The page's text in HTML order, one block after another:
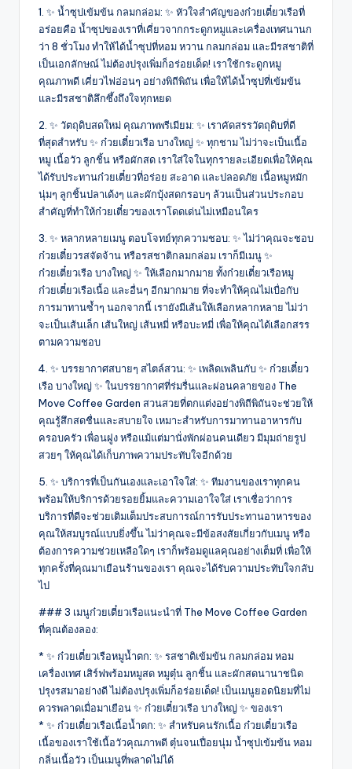
1. ✨ น้ำซุปเข้มข้น กลมกล่อม: ✨ หัวใจสำคัญของก๋วยเตี๋ยวเรือที่
อร่อยคือ น้ำซุปของเราที่เคี่ยวจากกระดูกหมูและเครื่องเทศนานก
ว่า 8 ชั่วโมง ทำให้ได้น้ำซุปที่หอม หวาน กลมกล่อม และมีรสชาติที่
เป็นเอกลักษณ์ ไม่ต้องปรุงเพิ่มก็อร่อยเด็ด! เราใช้กระดูกหมู
คุณภาพดี เคี่ยวไฟอ่อนๆ อย่างพิถีพิถัน เพื่อให้ได้น้ำซุปที่เข้มข้น
และมีรสชาติลึกซึ้งถึงใจทุกหยด
2. ✨ วัตถุดิบสดใหม่ คุณภาพพรีเมียม: ✨ เราคัดสรรวัตถุดิบที่ดี
ที่สุดสำหรับ ✨ ก๋วยเตี๋ยวเรือ บางใหญ่ ✨ ทุกชาม ไม่ว่าจะเป็นเนื้อ
หมู เนื้อวัว ลูกชิ้น หรือผักสด เราใส่ใจในทุกรายละเอียดเพื่อให้คุณ
ได้รับประทานก๋วยเตี๋ยวที่อร่อย สะอาด และปลอดภัย เนื้อหมูหมัก
นุ่มๆ ลูกชิ้นปลาเด้งๆ และผักบุ้งสดกรอบๆ ล้วนเป็นส่วนประกอบ
สำคัญที่ทำให้ก๋วยเตี๋ยวของเราโดดเด่นไม่เหมือนใคร
3. ✨ หลากหลายเมนู ตอบโจทย์ทุกความชอบ: ✨ ไม่ว่าคุณจะชอบ
ก๋วยเตี๋ยวรสจัดจ้าน หรือรสชาติกลมกล่อม เราก็มีเมนู ✨
ก๋วยเตี๋ยวเรือ บางใหญ่ ✨ ให้เลือกมากมาย ทั้งก๋วยเตี๋ยวเรือหมู
ก๋วยเตี๋ยวเรือเนื้อ และอื่นๆ อีกมากมาย ที่จะทำให้คุณไม่เบื่อกับ
การมาทานซ้ำๆ นอกจากนี้ เรายังมีเส้นให้เลือกหลากหลาย ไม่ว่า
จะเป็นเส้นเล็ก เส้นใหญ่ เส้นหมี่ หรือบะหมี่ เพื่อให้คุณได้เลือกสรร
ตามความชอบ
4. ✨ บรรยากาศสบายๆ สไตล์สวน: ✨ เพลิดเพลินกับ ✨ ก๋วยเตี๋ยว
เรือ บางใหญ่ ✨ ในบรรยากาศที่ร่มรื่นและผ่อนคลายของ The
Move Coffee Garden สวนสวยที่ตกแต่งอย่างพิถีพิถันจะช่วยให้
คุณรู้สึกสดชื่นและสบายใจ เหมาะสำหรับการมาทานอาหารกับ
ครอบครัว เพื่อนฝูง หรือแม้แต่มานั่งพักผ่อนคนเดียว มีมุมถ่ายรูป
สวยๆ ให้คุณได้เก็บภาพความประทับใจอีกด้วย
5. ✨ บริการที่เป็นกันเองและเอาใจใส่: ✨ ทีมงานของเราทุกคน
พร้อมให้บริการด้วยรอยยิ้มและความเอาใจใส่ เราเชื่อว่าการ
บริการที่ดีจะช่วยเติมเต็มประสบการณ์การรับประทานอาหารของ
คุณให้สมบูรณ์แบบยิ่งขึ้น ไม่ว่าคุณจะมีข้อสงสัยเกี่ยวกับเมนู หรือ
ต้องการความช่วยเหลือใดๆ เราก็พร้อมดูแลคุณอย่างเต็มที่ เพื่อให้
ทุกครั้งที่คุณมาเยือนร้านของเรา คุณจะได้รับความประทับใจกลับ
ไป
### 3 เมนูก๋วยเตี๋ยวเรือแนะนำที่ The Move Coffee Garden
ที่คุณต้องลอง:
* ✨ ก๋วยเตี๋ยวเรือหมูน้ำตก: ✨ รสชาติเข้มข้น กลมกล่อม หอม
เครื่องเทศ เสิร์ฟพร้อมหมูสด หมูตุ๋น ลูกชิ้น และผักสดนานาชนิด
ปรุงรสมาอย่างดี ไม่ต้องปรุงเพิ่มก็อร่อยเด็ด! เป็นเมนูยอดนิยมที่ไม่
ควรพลาดเมื่อมาเยือน ✨ ก๋วยเตี๋ยวเรือ บางใหญ่ ✨ ของเรา
* ✨ ก๋วยเตี๋ยวเรือเนื้อน้ำตก: ✨ สำหรับคนรักเนื้อ ก๋วยเตี๋ยวเรือ
เนื้อของเราใช้เนื้อวัวคุณภาพดี ตุ๋นจนเปื่อยนุ่ม น้ำซุปเข้มข้น หอม
กลิ่นเนื้อวัว เป็นเมนูที่พลาดไม่ได้